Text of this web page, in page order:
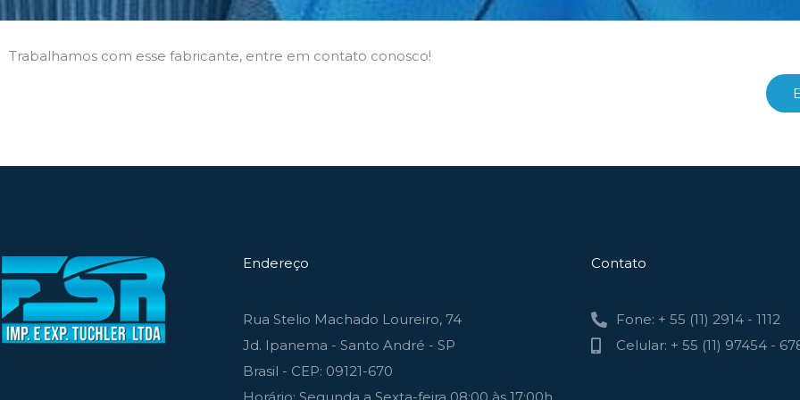
Trabalhamos com esse fabricante, entre em contato conosco!
Endereço
Rua Stelio Machado Loureiro, 74
Jd. Ipanema - Santo André - SP
Brasil - CEP: 09121-670
Contato
Fone: + 55 (11) 2914 - 1112
Celular: + 55 (11) 97454 -